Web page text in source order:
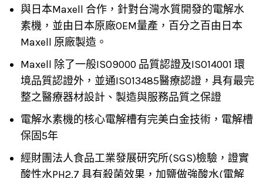
與日本Maxell 合作，針對台灣水質開發的電解水
素機，並由日本原廠OEM量產，百分之百由日本
Maxell 原廠製造。
Maxell 除了一般ISO9000 品質認證及ISO14001 環
境品質認證外，並通ISO13485醫療認證，具有最完
整之醫療器材設計、製造與服務品質之保證
電解水素機的核心電解槽有完美白金技術，電解槽
保固5年
經財團法人食品工業發展研究所(SGS)檢驗，證實
酸性水PH2.7 具有殺菌效果，加鹽做強酸水(電解